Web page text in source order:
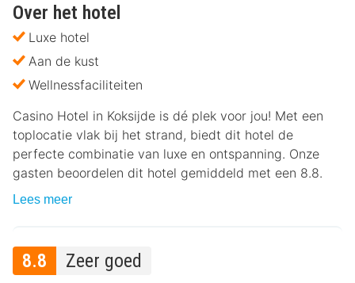
Over het hotel
Luxe hotel
Aan de kust
Wellnessfaciliteiten
Casino Hotel in Koksijde is dé plek voor jou! Met een
toplocatie vlak bij het strand, biedt dit hotel de
perfecte combinatie van luxe en ontspanning. Onze
gasten beoordelen dit hotel gemiddeld met een 8.8.
Lees meer
8.8 Zeer goed